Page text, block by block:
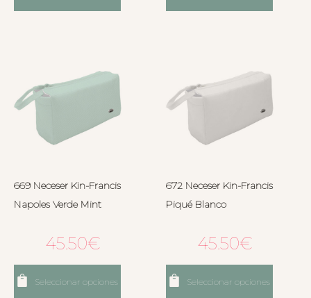
669 Neceser Kin-Francis
Napoles Verde Mint
45.50€
Seleccionar opciones
672 Neceser Kin-Francis
Piqué Blanco
45.50€
Seleccionar opciones